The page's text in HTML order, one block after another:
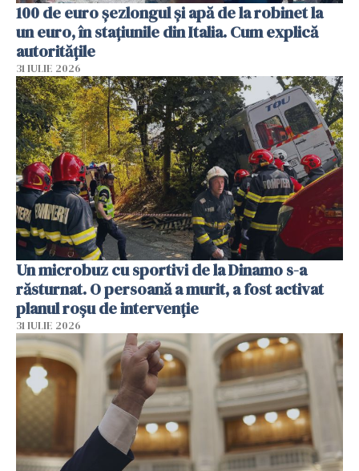
100 de euro șezlongul și apă de la robinet la
un euro, în stațiunile din Italia. Cum explică
autoritățile
31 IULIE 2026
Un microbuz cu sportivi de la Dinamo s-a
răsturnat. O persoană a murit, a fost activat
planul roșu de intervenție
31 IULIE 2026